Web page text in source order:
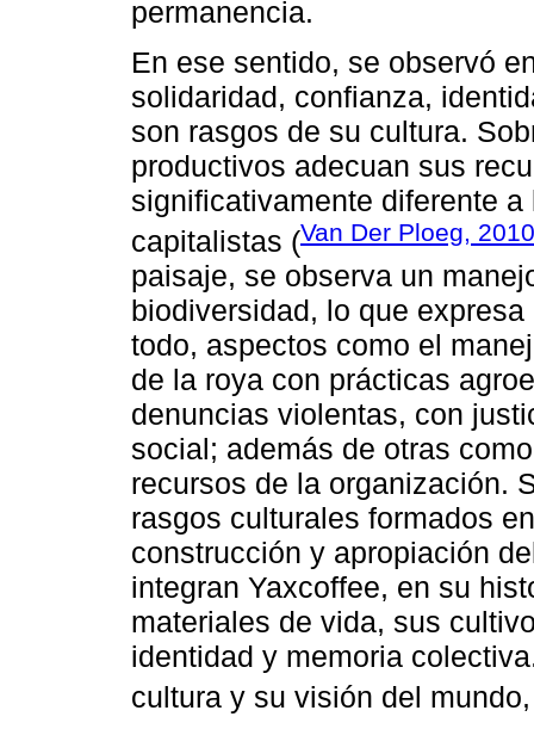
permanencia.
En ese sentido, se observó
solidaridad, confianza,
son rasgos de su cultura.
productivos adecuan sus
significativamente diferente
capitalistas (Van Der Ploeg, 2010
paisaje, se observa un
biodiversidad, lo que
todo, aspectos como el
de la roya con prácticas
denuncias violentas, con
social; además de otras
recursos de la organización.
rasgos culturales formados
construcción y apropiación
integran Yaxcoffee, en su
materiales de vida, sus
identidad y memoria
cultura y su visión del